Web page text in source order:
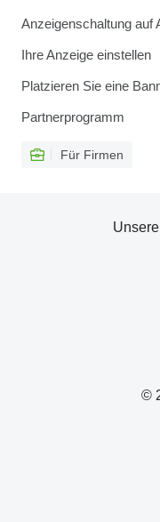
Anzeigenschaltung auf
Ihre Anzeige einstellen
Platzieren Sie eine
Partnerprogramm
Für Firmen
©